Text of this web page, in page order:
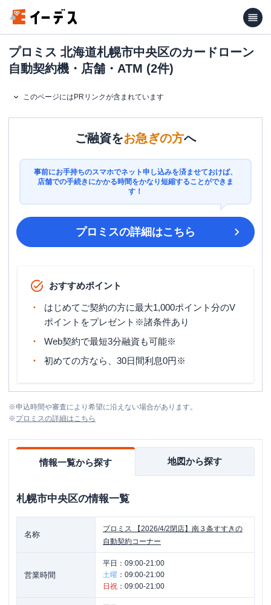
プロミス 北海道札幌市中央区のカードローン
自動契約機・店舗・ATM (2件)
このページにはPRリンクが含まれています
ご融資をお急ぎの方へ
事前にお手持ちのスマホでネット申し込みを済ませておけば、
店舗での手続きにかかる時間をかなり短縮することができま
す！
プロミスの詳細はこちら
おすすめポイント
はじめてご契約の方に最大1,000ポイント分のV
ポイントをプレゼント※諸条件あり
Web契約で最短3分融資も可能※
初めての方なら、30日間利息0円※
※申込時間や審査により希望に沿えない場合があります。
※プロミスの詳細はこちら
情報一覧から探す 地図から探す
札幌市中央区の情報一覧
名称
プロミス
【2026/4/2閉店】南３条すすきの
自動契約コーナー
営業時間
平日： 09:00-21:00
土曜 ： 09:00-21:00
日祝 ： 09:00-21:00